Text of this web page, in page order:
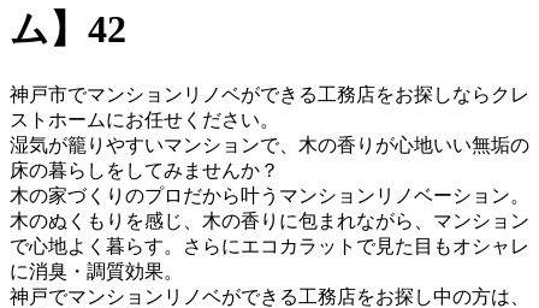
ム】42
神戸市でマンションリノベができる工務店をお探しならクレ
ストホームにお任せください。
湿気が籠りやすいマンションで、木の香りが心地いい無垢の
床の暮らしをしてみませんか？
木の家づくりのプロだから叶うマンションリノベーション。
木のぬくもりを感じ、木の香りに包まれながら、マンション
で心地よく暮らす。さらにエコカラットで見た目もオシャレ
に消臭・調質効果。
神戸でマンションリノベができる工務店をお探し中の方は、